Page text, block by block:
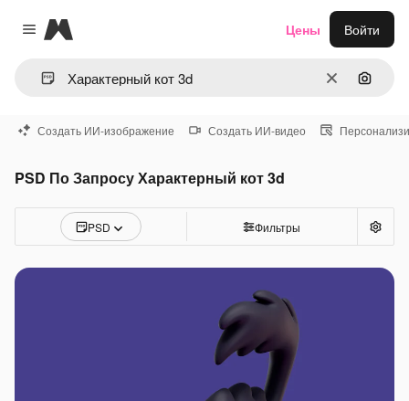
Close menu
Magnific
ОчиститьПоиск
Цены Войти
Создать ИИ-изображение Создать ИИ-видео
PSD По Запросу Характерный кот 3d
PSD Фильтры